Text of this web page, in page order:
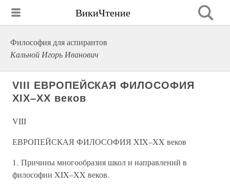
ВикиЧтение
Философия для аспирантов
Кальной Игорь Иванович
VIII ЕВРОПЕЙСКАЯ ФИЛОСОФИЯ
XIX–XX веков
VIII
ЕВРОПЕЙСКАЯ ФИЛОСОФИЯ XIX–XX веков
1. Причины многообразия школ и направлений в
философии XIX–XX веков.